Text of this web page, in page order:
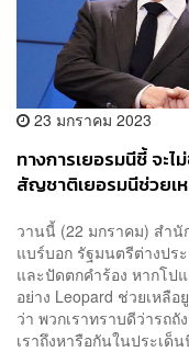
23 มกราคม 2023
ทางการเยอรมนีชี้ จะ
สัญชาติเยอรมนีช่วยเ
วานนี้ (22 มกราคม) สำนั
แบร์บอก รัฐมนตรีต่างปร
และปัดตกคำร้อง หากโป
อย่าง Leopard ช่วยเหลื
ว่า พวกเราทราบดีว่ารถ
เราถึงหารือกันในประเด็น